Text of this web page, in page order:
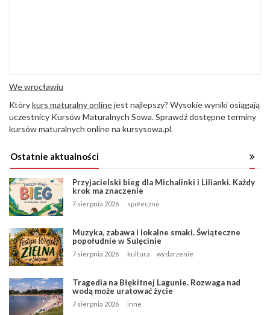
We wrocławiu
Którykurs maturalny onlinejest najlepszy? Wysokie wyniki osiągają
uczestnicy Kursów Maturalnych Sowa. Sprawdź dostępne terminy
kursów maturalnych online na kursysowa.pl.
Ostatnie aktualności
Przyjacielski bieg dla Michalinki i Lilianki. Każdy
krok ma znaczenie
7 sierpnia 2026 społeczne
Muzyka, zabawa i lokalne smaki. Świąteczne
popołudnie w Sulęcinie
7 sierpnia 2026 kultura wydarzenie
Tragedia na Błękitnej Lagunie. Rozwaga nad
wodą może uratować życie
7 sierpnia 2026 inne